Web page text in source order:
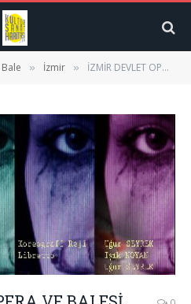
» İzmir » İZMİR DEVLET OPERA VE BALESİ